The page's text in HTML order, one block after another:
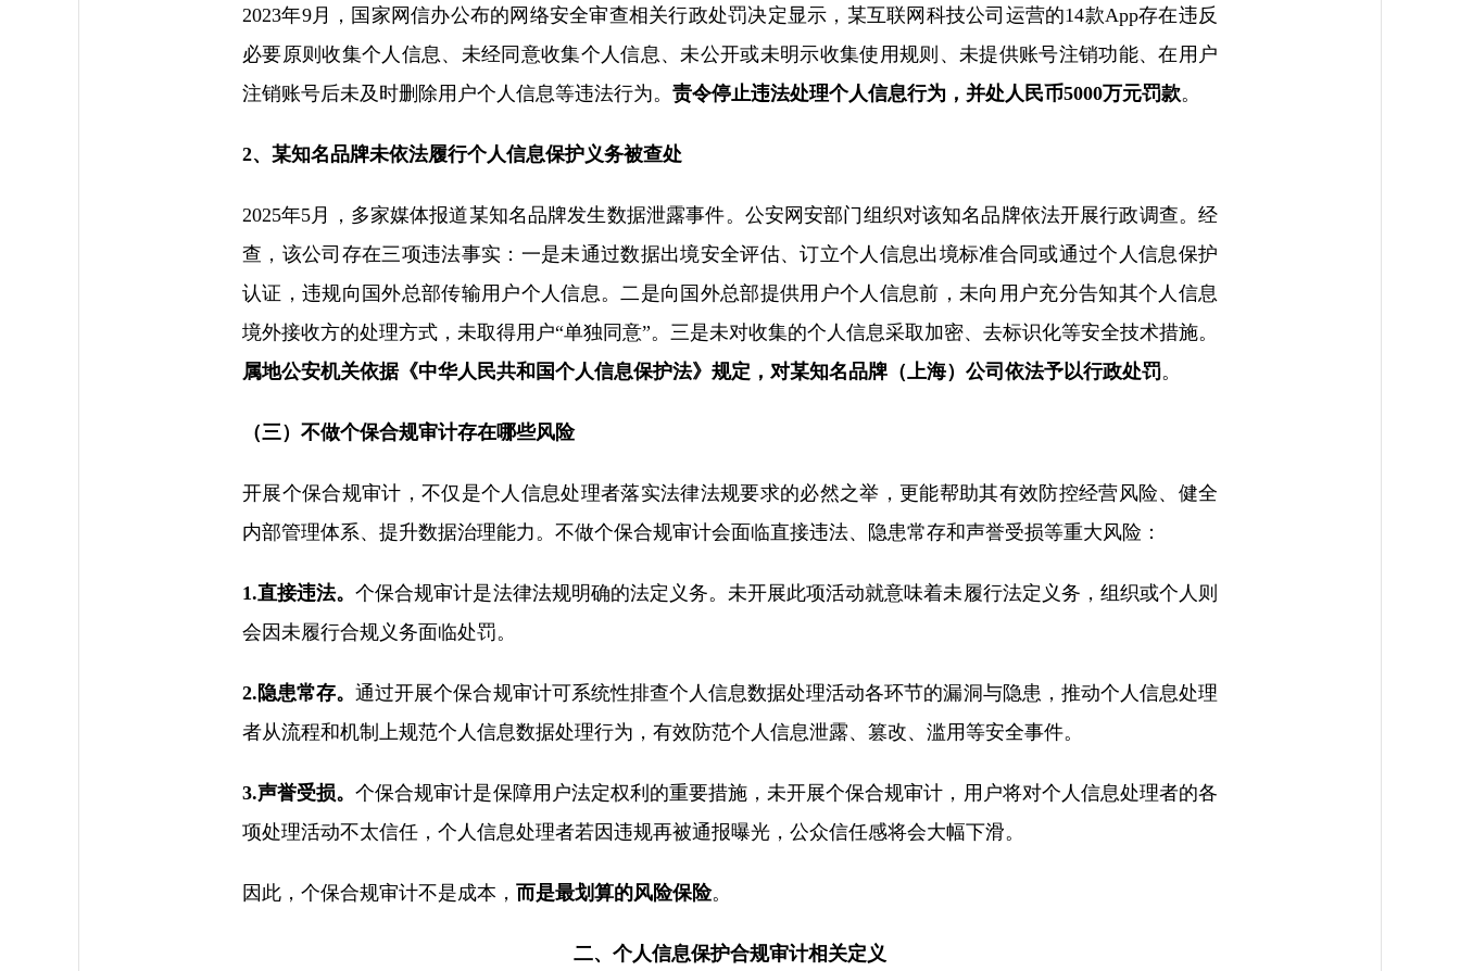
2023年9月，国家网信办公布的网络安全审查相关行政处罚决定显示，某互联网科技公司运营的14款App存在违反
必要原则收集个人信息、未经同意收集个人信息、未公开或未明示收集使用规则、未提供账号注销功能、在用户
注销账号后未及时删除用户个人信息等违法行为。 责令停止违法处理个人信息行为，并处人民币5000万元罚款。
2、某知名品牌未依法履行个人信息保护义务被查处
2025年5月，多家媒体报道某知名品牌发生数据泄露事件。公安网安部门组织对该知名品牌依法开展行政调查。经
查，该公司存在三项违法事实：一是未通过数据出境安全评估、订立个人信息出境标准合同或通过个人信息保护
认证，违规向国外总部传输用户个人信息。二是向国外总部提供用户个人信息前，未向用户充分告知其个人信息
境外接收方的处理方式，未取得用户“单独同意”。三是未对收集的个人信息采取加密、去标识化等安全技术措施。
属地公安机关依据《中华人民共和国个人信息保护法》规定，对某知名品牌（上海）公司依法予以行政处罚。
（三）不做个保合规审计存在哪些风险
开展个保合规审计，不仅是个人信息处理者落实法律法规要求的必然之举，更能帮助其有效防控经营风险、健全
内部管理体系、提升数据治理能力。不做个保合规审计会面临直接违法、隐患常存和声誉受损等重大风险：
1.直接违法。个保合规审计是法律法规明确的法定义务。未开展此项活动就意味着未履行法定义务，组织或个人则
会因未履行合规义务面临处罚。
2.隐患常存。通过开展个保合规审计可系统性排查个人信息数据处理活动各环节的漏洞与隐患，推动个人信息处理
者从流程和机制上规范个人信息数据处理行为，有效防范个人信息泄露、篡改、滥用等安全事件。
3.声誉受损。个保合规审计是保障用户法定权利的重要措施，未开展个保合规审计，用户将对个人信息处理者的各
项处理活动不太信任，个人信息处理者若因违规再被通报曝光，公众信任感将会大幅下滑。
因此，个保合规审计不是成本， 而是最划算的风险保险。
二、个人信息保护合规审计相关定义